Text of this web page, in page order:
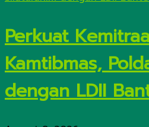
Perkuat
Kamtibmas,
dengan LDII